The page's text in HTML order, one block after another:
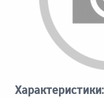
Характеристики: